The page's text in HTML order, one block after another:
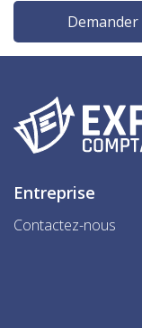
Entreprise
Contactez-nous